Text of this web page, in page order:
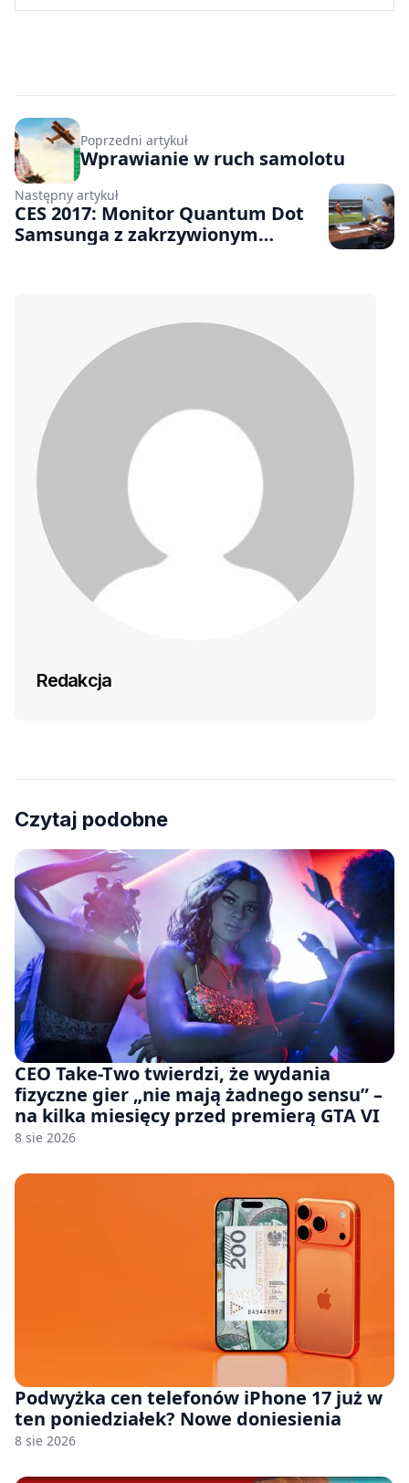
Poprzedni artykuł
Wprawianie w ruch samolotu
Następny artykuł
CES 2017: Monitor Quantum Dot
Samsunga z zakrzywionym
Redakcja
Czytaj podobne
CEO Take-Two twierdzi, że wydania
fizyczne gier „nie mają żadnego sensu” –
na kilka miesięcy przed premierą GTA VI
8 sie 2026
Podwyżka cen telefonów iPhone 17 już w
ten poniedziałek? Nowe doniesienia
8 sie 2026